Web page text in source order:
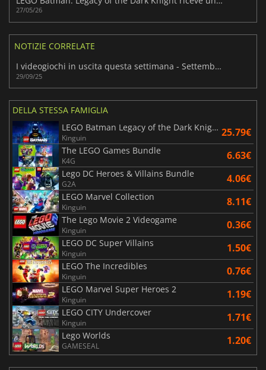
27/05/26
NOTIZIE CORRELATE
I videogiochi in uscita questa settimana - Settembre/Ottobre 2025 (Settimana 40)
29/09/25
DELLA STESSA FAMIGLIA
LEGO Batman Legacy of the Dark Knight
Kinguin 25.79€
The LEGO Games Bundle
K4G 6.63€
Lego DC Heroes & Villains Bundle
G2A 4.06€
LEGO Marvel Collection
Kinguin 8.11€
The Lego Movie 2 Videogame
Kinguin 0.36€
LEGO DC Super Villains
Kinguin 1.50€
LEGO The Incredibles
Kinguin 0.76€
LEGO Marvel Super Heroes 2
Kinguin 1.19€
LEGO CITY Undercover
Kinguin 1.71€
Lego Worlds
GAMESEAL 1.20€